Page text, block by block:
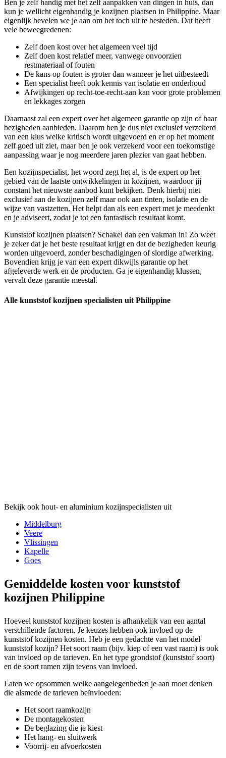
Ben je zelf handig met het zelf aanpakken van dingen in huis, dan
kun je wellicht eigenhandig je kozijnen plaatsen in Philippine. Maar
eigenlijk bevelen we je aan om het toch uit te besteden. Dat heeft
vele beweegredenen:
Zelf doen kost over het algemeen veel tijd
Zelf doen kost relatief meer, vanwege onvoorzien
restmateriaal of fouten
De kans op fouten is groter dan wanneer je het uitbesteedt
Een specialist heeft ook kennis van isolatie en onderhoud
Afwijkingen op recht-toe-recht-aan kan voor grote problemen
en lekkages zorgen
Daarnaast zal een expert over het algemeen garantie op zijn of haar
bezigheden aanbieden. Daarom ben je dus niet exclusief verzekerd
van een klus welke kritisch wordt uitgevoerd en er op het moment
zelf goed uit ziet, maar ben je ook verzekerd voor een toekomstige
aanpassing waar je nog meerdere jaren plezier van gaat hebben.
Een kozijnspecialist, het woord zegt het al, is de expert op het
gebied van de laatste ontwikkelingen in kozijnen, waardoor jij
constant het nieuwste aanbod kunt bekijken. Denk hierbij niet
exclusief aan de kozijnen zelf maar ook aan tinten, isolatie en de
wijze van vastzetten. Het helpt dan als een expert met je meedenkt
en je adviseert, zodat je tot een fantastisch resultaat komt.
Kunststof kozijnen plaatsen? Schakel dan een vakman in! Zo weet
je zeker dat je het beste resultaat krijgt en dat de bezigheden keurig
worden uitgevoerd, zonder beschadigingen of slordige afwerking.
Bovendien krijg je van een expert dikwijls garantie op het
afgeleverde werk en de producten. Ga je eigenhandig klussen,
vervalt deze garantie meestal.
Alle kunststof kozijnen specialisten uit Philippine
Bekijk ook hout- en aluminium kozijnspecialisten uit
Middelburg
Veere
Vlissingen
Kapelle
Goes
Gemiddelde kosten voor kunststof
kozijnen Philippine
Hoeveel kunststof kozijnen kosten is afhankelijk van een aantal
verschillende factoren. Je keuzes hebben ook invloed op de
kunststof kozijnen kosten. Heb je een gedachte van het model
kunststof kozijn? Het soort raam (bijv. kiep of een vast raam) is ook
van invloed op de tarieven. En het type grondstof (kunststof soort)
en de soort ramen zijn tevens van invloed.
Laten we opsommen welke aangelegenheden je aan moet denken
die alsmede de tarieven beïnvloeden:
Het soort raamkozijn
De montagekosten
De beglazing die je kiest
Het hang- en sluitwerk
Voorrij- en afvoerkosten